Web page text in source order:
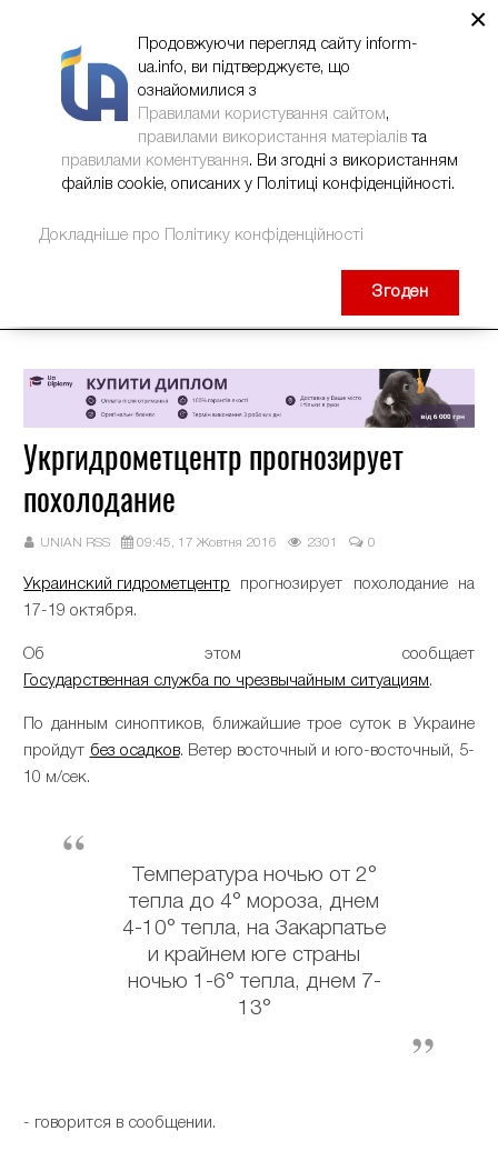
Укргидрометцентр прогнозирует
похолодание
UNIAN RSS 09:45, 17 Жовтня 2016 2301 0
Украинский гидрометцентр прогнозирует похолодание на
17-19 октября.
Об этом сообщает
Государственная служба по чрезвычайным ситуациям.
По данным синоптиков, ближайшие трое суток в Украине
пройдут без осадков. Ветер восточный и юго-восточный, 5-
10 м/сек.
Температура ночью от 2°
тепла до 4° мороза, днем
4-10° тепла, на Закарпатье
и крайнем юге страны
ночью 1-6° тепла, днем 7-
13°
- говорится в сообщении.
×
Продовжуючи перегляд сайту inform-
ua.info, ви підтверджуєте, що
ознайомилися з
Правилами користування сайтом,
правилами використання матеріалів та
правилами коментування. Ви згодні з використанням
файлів cookie, описаних у Політиці конфіденційності.
Докладніше про Політику конфіденційності
Згоден